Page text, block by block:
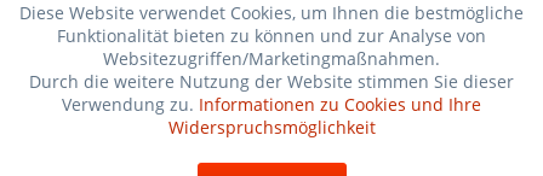
Diese Website verwendet Cookies, um Ihnen die bestmögliche
Funktionalität bieten zu können und zur Analyse von
Websitezugriffen/Marketingmaßnahmen.
Durch die weitere Nutzung der Website stimmen Sie dieser
Verwendung zu. Informationen zu Cookies und Ihre
Widerspruchsmöglichkeit
(4.75 / 5)